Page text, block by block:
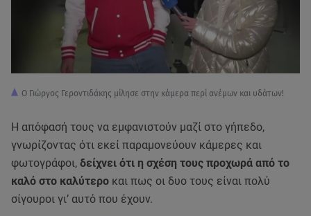
Ο Γιώργος Γεροντιδάκης μίλησε στην κάμερα περί ανέμων και υδάτων!
Η απόφασή τους να εμφανιστούν μαζί στο γήπεδο,
γνωρίζοντας ότι εκεί παραμονεύουν κάμερες και
φωτογράφοι, δείχνει ότι η σχέση τους προχωρά από το
καλό στο καλύτερο και πως οι δυο τους είναι πολύ
σίγουροι γι’ αυτό που έχουν.